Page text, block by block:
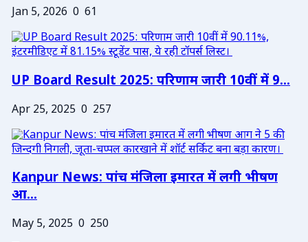
Jan 5, 2026 0 61
UP Board Result 2025: परिणाम जारी 10वीं में 9...
Apr 25, 2025 0 257
Kanpur News: पांच मंजिला इमारत में लगी भीषण
आ...
May 5, 2025 0 250